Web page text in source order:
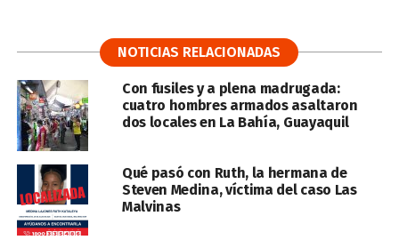
NOTICIAS RELACIONADAS
Con fusiles y a plena madrugada:
cuatro hombres armados asaltaron
dos locales en La Bahía, Guayaquil
Qué pasó con Ruth, la hermana de
Steven Medina, víctima del caso Las
Malvinas